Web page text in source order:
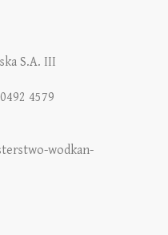
S.A. III
4579
wodkan-